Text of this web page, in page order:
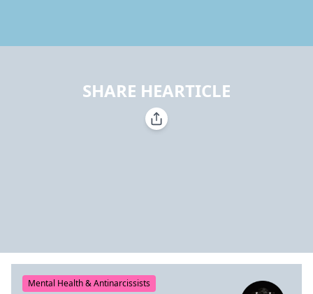
SHARE HEARTICLE
Mental Health & Antinarcissists